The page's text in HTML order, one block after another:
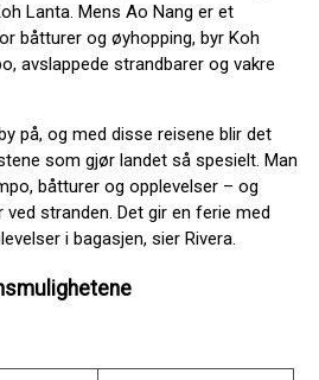
Lanta. Mens Ao Nang er et
båtturer og øyhopping, byr Koh
avslappede strandbarer og vakre
på, og med disse reisene blir det
som gjør landet så spesielt. Man
båtturer og opplevelser – og
stranden. Det gir en ferie med
i bagasjen, sier Rivera.